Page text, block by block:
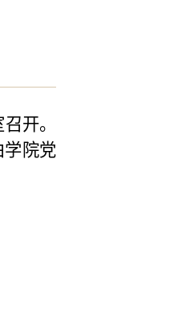
开。
学院党